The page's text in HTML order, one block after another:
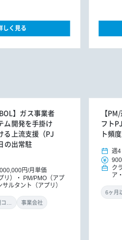
しく見る
】ガス事業者
ム開発を手掛け
る上流支援（PJ
の出常駐
円/月単価
）
PM/PMO（アプ
サルタント（アプリ）
事業会社
【
フト
ト頻
週4
ク
ア